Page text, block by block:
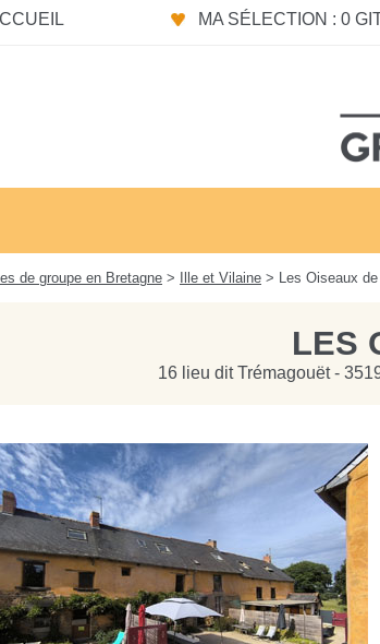
MA SÉLECTION : 0
de groupe en Bretagne > Ille et Vilaine > Les Oiseaux
LES
16 lieu dit Trémagouët -